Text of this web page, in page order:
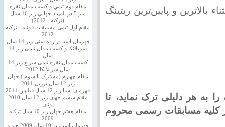
بالاترین و پایین‌ترین ریتینگ
به هر دلیلی ترک نماید، تا
کلیه مسابقات رسمی محروم
مقام دوم تيمي و كسب مدال نقره
ميز 5 در المپياد جهاني زير 16 سال
(تركيه - 2012)
مقام اول تیمی مسابقات قونیه - ترکیه
2012
قهرمان اسیا در رده سنی زیر 14 سال
سريلانكا و کسب مدال تیمی زیر 14
سال
کسب مدال نقره تیمی سریع زیر 14
سال سریلانکا 2012
مقام چهارم (مشترک با سوم ) جهان
زیر 12 سال برزیل 2011
قهرمان اسيا زير 12 سال فیلیپین 2011
مقام ششم جهان زیر 12 سال 2010
یونان
مقام هفتم جهان زیر 10 سال ترکیه
2009
قهرمان اسيا زیر 10 سال 2009 هند و